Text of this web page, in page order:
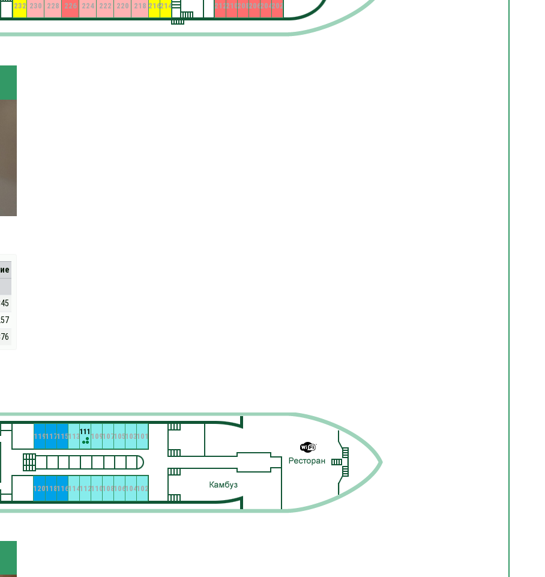
202
204
206
208
210
212
214
216
218
220
222
224
226
228
230
232
101
102
103
104
105
106
107
108
109
110
111
112
113
114
115
116
117
118
119
120